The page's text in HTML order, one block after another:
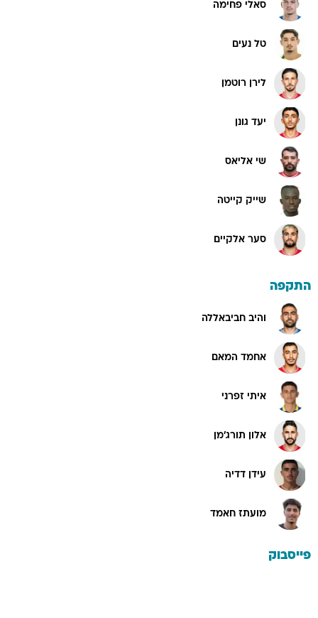
סאלי פחימה
טל נעים
לירן רוטמן
יעד גונן
שי אליאס
שייק קייטה
סער אלקיים
התקפה
והיב חביבאללה
אחמד המאם
איתי זפרני
אלון תורג'מן
עידן דדיה
מועתז חאמד
פייסבוק